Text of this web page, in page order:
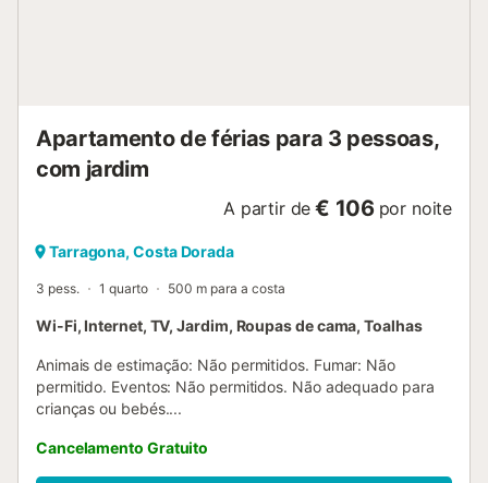
Apartamento de férias para 3 pessoas,
com jardim
A partir de € 106 por noite
Tarragona, Costa Dorada
3 pess. 1 quarto 500 m para a costa
Wi-Fi, Internet, TV, Jardim, Roupas de cama, Toalhas
Animais de estimação: Não permitidos. Fumar: Não
permitido. Eventos: Não permitidos. Não adequado para
crianças ou bebés....
Cancelamento Gratuito